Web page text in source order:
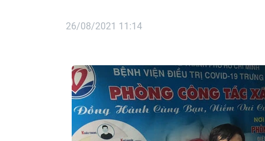
26/08/2021 11:14